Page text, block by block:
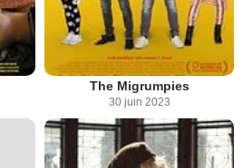
The Migrumpies
30 juin 2023